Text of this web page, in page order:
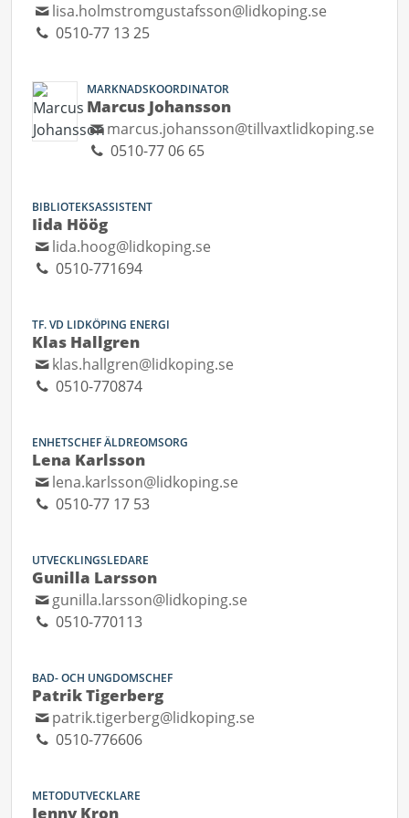
lisa.holmstromgustafsson@lidkoping.se
0510-77 13 25
MARKNADSKOORDINATOR
Marcus Johansson
marcus.johansson@tillvaxtlidkoping.se
0510-77 06 65
BIBLIOTEKSASSISTENT
Iida Höög
lida.hoog@lidkoping.se
0510-771694
TF. VD LIDKÖPING ENERGI
Klas Hallgren
klas.hallgren@lidkoping.se
0510-770874
ENHETSCHEF ÄLDREOMSORG
Lena Karlsson
lena.karlsson@lidkoping.se
0510-77 17 53
UTVECKLINGSLEDARE
Gunilla Larsson
gunilla.larsson@lidkoping.se
0510-770113
BAD- OCH UNGDOMSCHEF
Patrik Tigerberg
patrik.tigerberg@lidkoping.se
0510-776606
METODUTVECKLARE
Jenny Kron